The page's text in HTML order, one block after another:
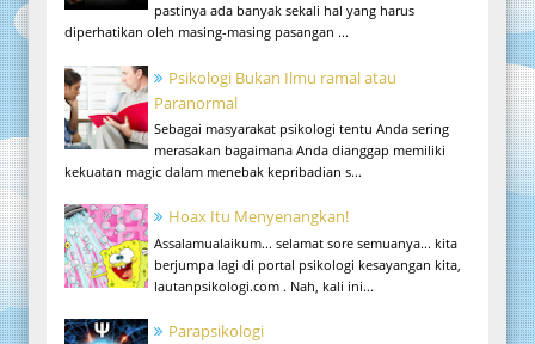
pastinya ada banyak sekali hal yang harus
diperhatikan oleh masing-masing pasangan ...
Psikologi Bukan Ilmu ramal atau
Paranormal
Sebagai masyarakat psikologi tentu Anda sering
merasakan bagaimana Anda dianggap memiliki
kekuatan magic dalam menebak kepribadian s...
Hoax Itu Menyenangkan!
Assalamualaikum... selamat sore semuanya... kita
berjumpa lagi di portal psikologi kesayangan kita,
lautanpsikologi.com . Nah, kali ini...
Parapsikologi